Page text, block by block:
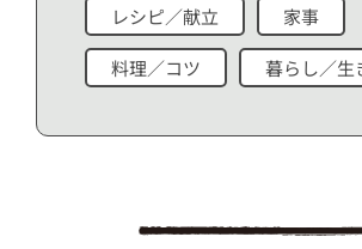
レシピ／献立 家事
料理／コツ 暮らし／生